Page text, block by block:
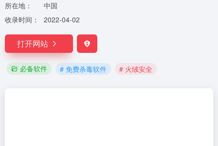
所在地：
中国
收录时间：
2022-04-02
打开网站
必备软件 # 免费杀毒软件 # 火绒安全